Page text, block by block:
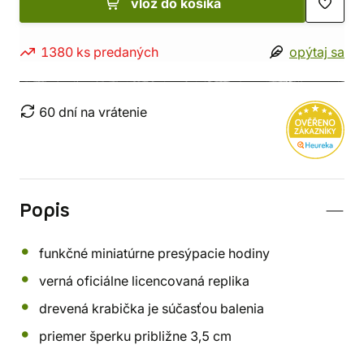
vlož do košíka
1380 ks predaných opýtaj sa
60 dní na vrátenie
Popis
funkčné miniatúrne presýpacie hodiny
verná oficiálne licencovaná replika
drevená krabička je súčasťou balenia
priemer šperku približne 3,5 cm